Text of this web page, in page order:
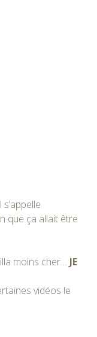
que ça allait être
moins cher… JE
vidéos le